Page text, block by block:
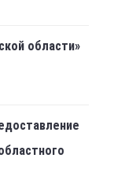
области»